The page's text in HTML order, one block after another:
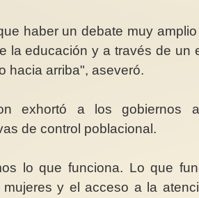
haber un debate muy
la educación y a través de un
hacia arriba", aseveró.
exhortó a los gobiernos
de control poblacional.
lo que funciona. Lo que
mujeres y el acceso a la